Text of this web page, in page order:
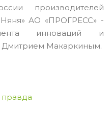
производителей
АО «ПРОГРЕСС» -
инноваций и
Дмитрием Макаркиным.